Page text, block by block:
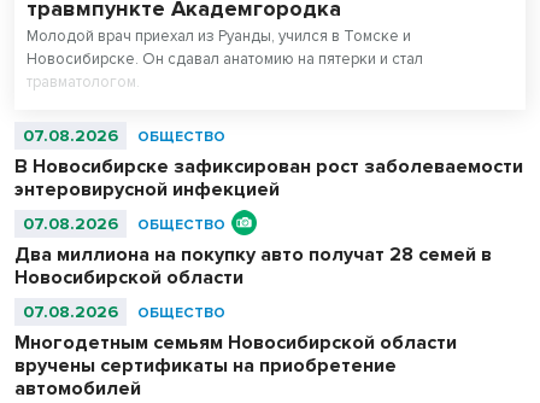
травмпункте Академгородка
Молодой врач приехал из Руанды, учился в Томске и
Новосибирске. Он сдавал анатомию на пятерки и стал
травматологом.
07.08.2026 ОБЩЕСТВО
В Новосибирске зафиксирован рост заболеваемости
энтеровирусной инфекцией
07.08.2026 ОБЩЕСТВО
Два миллиона на покупку авто получат 28 семей в
Новосибирской области
07.08.2026 ОБЩЕСТВО
Многодетным семьям Новосибирской области
вручены сертификаты на приобретение
автомобилей